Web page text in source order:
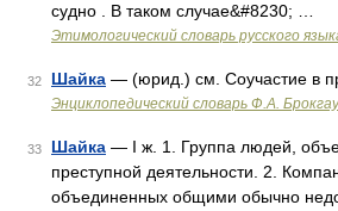
судно . В таком случае&#8230; …
Этимологический словарь русского
32 Шайка — (юрид.) см. Соучастие в
Энциклопедический словарь Ф.А.
33 Шайка — I ж. 1. Группа людей,
преступной деятельности. 2.
объединенных общими обычно